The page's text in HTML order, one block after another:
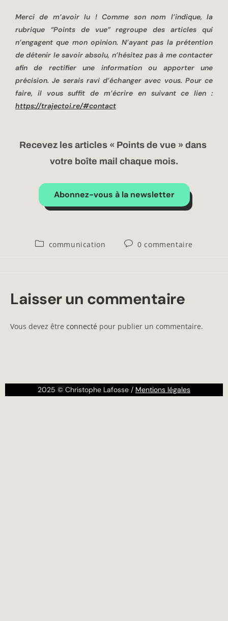
Merci de m’avoir lu ! Comme son nom l’indique, la
rubrique “Points de vue” regroupe des articles qui
n’engagent que mon opinion. N’ayant pas la prétention
de détenir le savoir absolu, n’hésitez pas à me contacter
afin de rectifier une information ou apporter une
précision. Je serais ravi d’échanger avec vous. Pour ce
faire, il vous suffit de m’écrire en suivant ce lien :
https://trajectoi.re/#contact
Recevez les articles « Points de vue » dans
votre boîte mail chaque mois.
Abonnez-vous à la newsletter
communication 0 commentaire
Laisser un commentaire
Vous devez être connecté pour publier un commentaire.
2025 © Christophe Lafosse / Mentions légales